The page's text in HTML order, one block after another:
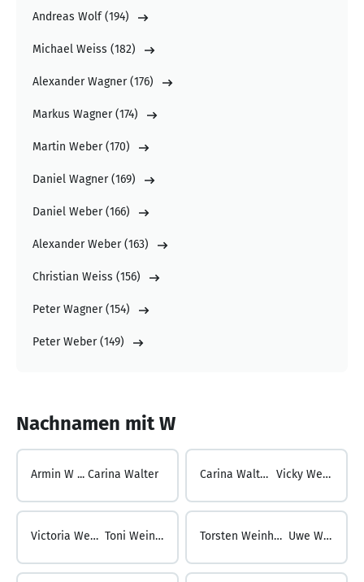
Nachnamen mit W
Armin W ... Carina Walter Carina Walter ... Vicky Weber
Victoria Weber ... Toni Weinhold Torsten Weinhold ... Uwe Wenz
Andreas Wolf(194)
Michael Weiss (182)
Alexander Wagner(176)
Markus Wagner(174)
Martin Weber(170)
Daniel Wagner(169)
Daniel Weber(166)
Alexander Weber(163)
Christian Weiss (156)
Peter Wagner(154)
Peter Weber(149)